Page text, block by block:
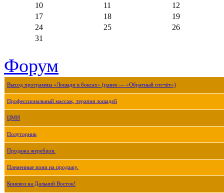
10
11
12
17
18
19
24
25
26
31
Форум
Выход программы «Лошади в боксах» (ранее — «Обратный отсчёт»)
Профессиональный массаж, терапия лошадей
ЦМИ
Полуторник
Продажа жеребцов.
Племенные пони на продажу.
Коневоз на Дальний Восток!